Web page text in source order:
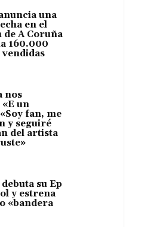
una
en el
de A Coruña
160.000
nos
un
fan, me
y seguiré
del artista
su Ep
y estrena
«bandera